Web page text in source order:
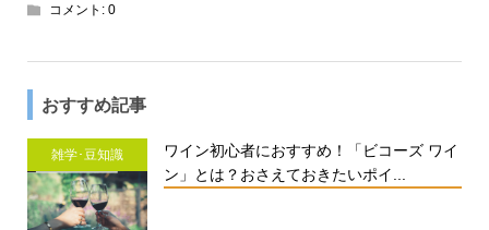
コメント: 0
おすすめ記事
雑学･豆知識
ワイン初心者におすすめ！「ビコーズ ワイ
ン」とは？おさえておきたいポイ...